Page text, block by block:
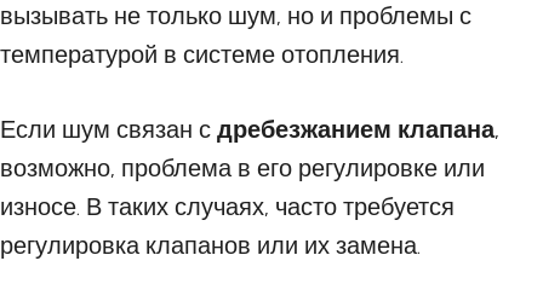
вызывать не только шум, но и проблемы с
температурой в системе отопления.
Если шум связан с дребезжанием клапана,
возможно, проблема в его регулировке или
износе. В таких случаях, часто требуется
регулировка клапанов или их замена.